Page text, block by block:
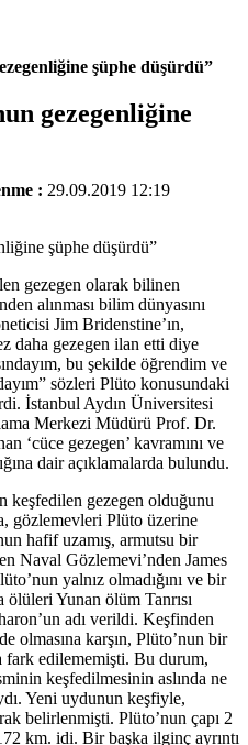
şüphe düşürdü”
gezegenliğine
: 29.09.2019 12:19
gezegen olarak bilinen
alınması bilim dünyasını
Jim Bridenstine’ın,
daha gezegen ilan etti diye
bu şekilde öğrendim ve
sözleri Plüto konusundaki
İstanbul Aydın Üniversitesi
Merkezi Müdürü Prof. Dr.
‘cüce gezegen’ kavramını ve
dair açıklamalarda bulundu.
keşfedilen gezegen olduğunu
gözlemevleri Plüto üzerine
hafif uzamış, armutsu bir
Naval Gözlemevi’nden James
yalnız olmadığını ve bir
Yunan ölüm Tanrısı
adı verildi. Keşfinden
olmasına karşın, Plüto’nun bir
fark edilememişti. Bu durum,
keşfedilmesinin aslında ne
Yeni uydunun keşfiyle,
belirlenmişti. Plüto’nun çapı 2
km. idi. Bir başka ilginç ayrıntı